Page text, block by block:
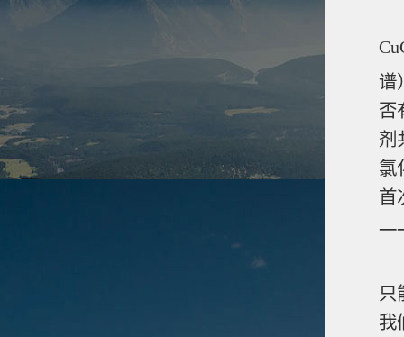
谱
否
剂
氯
首
一
只
我